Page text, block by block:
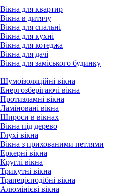
Вікна для квартир
Вікна в дитячу
Вікна для спальні
Вікна для кухні
Вікна для котеджа
Вікна для дачі
Вікна для заміського будинку
Шумоізоляційні вікна
Енергозберігаючі вікна
Протизламні вікна
Ламіновані вікна
Шпроси в вікнах
Вікна під дерево
Глухі вікна
Вікна з прихованими петлями
Еркерні вікна
Круглі вікна
Трикутні вікна
Трапецієподібні вікна
Алюмінієві вікна